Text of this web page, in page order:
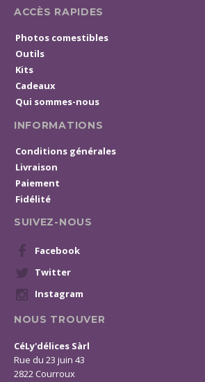
ACCÈS RAPIDES
Photos comestibles
Outils
Kits
Cadeaux
Qui sommes-nous
INFORMATIONS
Conditions générales
Livraison
Paiement
Fidélité
SUIVEZ-NOUS
Facebook
Twitter
Instagram
NOUS TROUVER
CéLy'délices Sàrl
Rue du 23 juin 43
2822 Courroux